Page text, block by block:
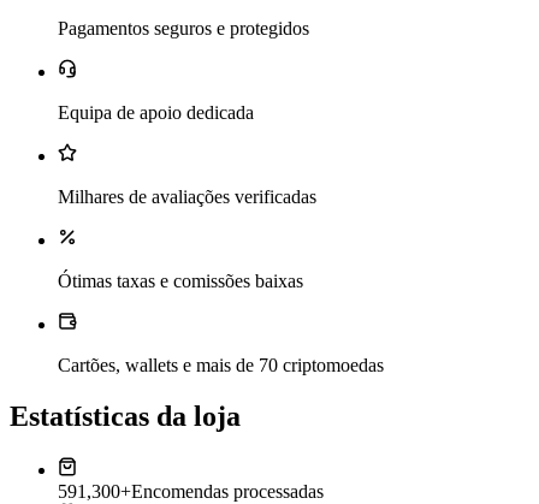
Pagamentos seguros e protegidos
Equipa de apoio dedicada
Milhares de avaliações verificadas
Ótimas taxas e comissões baixas
Cartões, wallets e mais de 70 criptomoedas
Estatísticas da loja
591,300+Encomendas processadas